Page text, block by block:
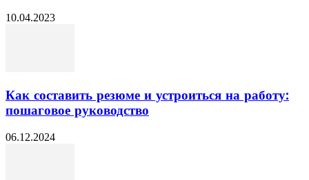
10.04.2023
Как составить резюме и устроиться на работу:
пошаговое руководство
06.12.2024